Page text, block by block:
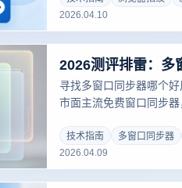
读。
2026.04.10
寻找多窗口同步器哪个
市面主流免费窗口同步
与原生同步引擎，教您
全并发矩阵运营，彻底告
技术指南 多窗口同步器
2026.04.09